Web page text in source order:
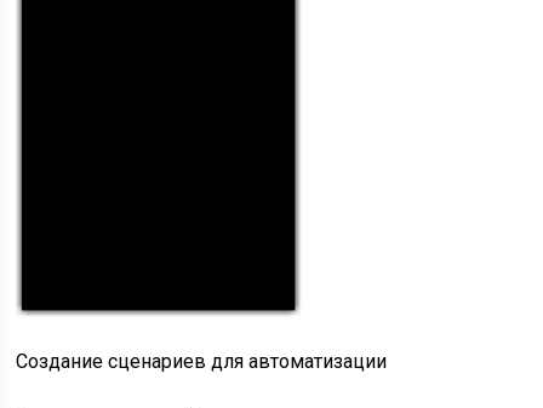
Создание сценариев для автоматизации